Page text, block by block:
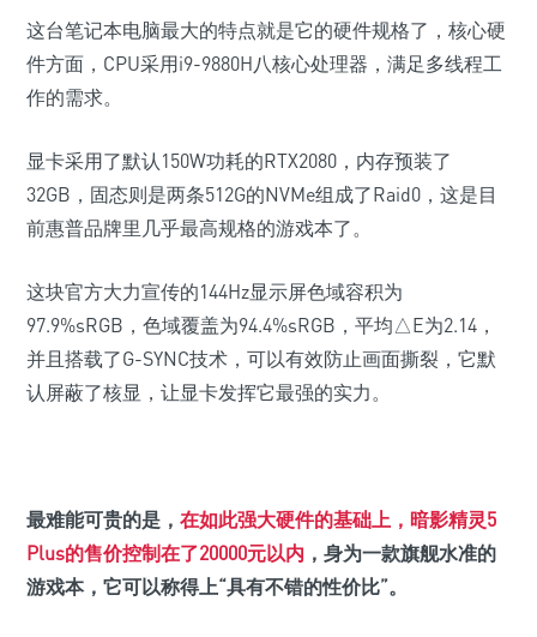
这台笔记本电脑最大的特点就是它的硬件规格了，核心硬
件方面，CPU采用i9-9880H八核心处理器，满足多线程工
作的需求。
显卡采用了默认150W功耗的RTX2080，内存预装了
32GB，固态则是两条512G的NVMe组成了Raid0，这是目
前惠普品牌里几乎最高规格的游戏本了。
这块官方大力宣传的144Hz显示屏色域容积为
97.9%sRGB，色域覆盖为94.4%sRGB，平均△E为2.14，
并且搭载了G-SYNC技术，可以有效防止画面撕裂，它默
认屏蔽了核显，让显卡发挥它最强的实力。
最难能可贵的是， 在如此强大硬件的基础上，暗影精灵5
Plus的售价控制在了20000元以内 ，身为一款旗舰水准的
游戏本，它可以称得上“具有不错的性价比”。